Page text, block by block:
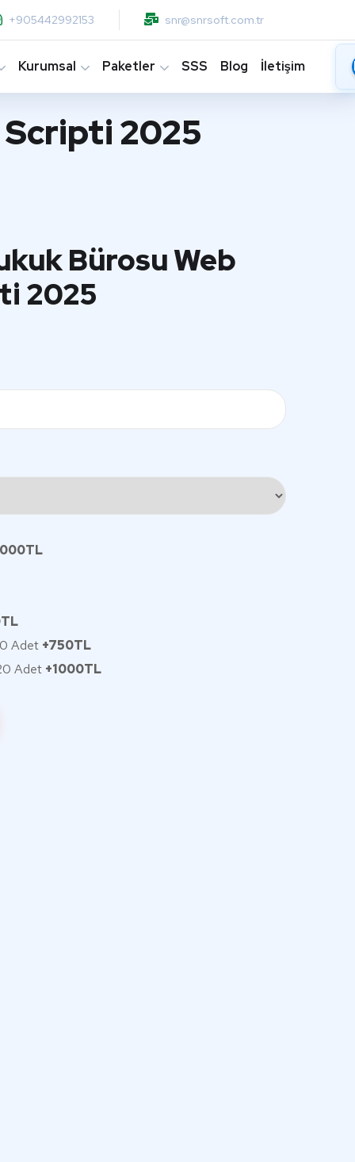
+905442992153 snr@snrsoft.com.tr
Kurumsal Paketler SSS Blog İletişim
2025
Bürosu Web
2025
Adet +750TL
Adet +1000TL